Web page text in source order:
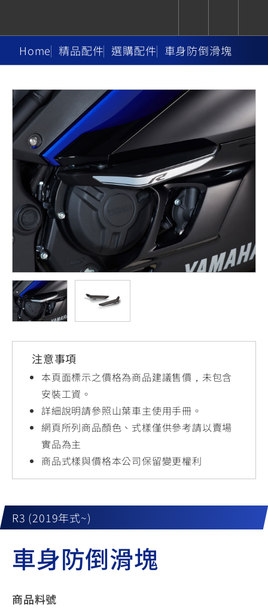
Super
Sport
Hyper
Naked
Sport
Heritage
YZF-R9
550+
YZF-R7
550+
YZF-R3
251~549
YZF-R15
150
09
Y-
AMT
550+
MT-
550+
07
Y-
AMT
MT-
07
MT-
251~549
MT-
150
XSR
700
550+
XSR
155
150
Premium Sport FashionAdventureFamily
TMAX
550+
XMAX
251~549
NMAX
150
AUGUR
150
CYGNUS
XR
150
CYGNUS
X
125
FORCE
2.0
150
RS NEO
125
Limi
Vinoora
125
BW'S
125
PW50
50
AXIS
Z /
Zii
125
JOG
125
CUXiE
追蹤愛車
我的愛車 瀏覽紀錄
Home 精品配件 選購配件 車身防倒滑塊
注意事項
本頁面標示之價格為商品建議售價，未包含
安裝工資。
詳細說明請參照山葉車主使用手冊。
網頁所列商品顏色、式樣僅供參考請以賣場
實品為主
商品式樣與價格本公司保留變更權利
R3 (2019年式~)
車身防倒滑塊
商品料號